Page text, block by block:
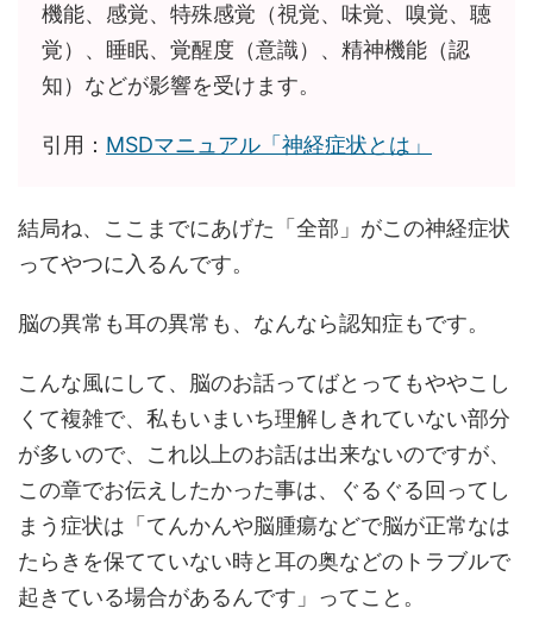
機能、感覚、特殊感覚（視覚、味覚、嗅覚、聴
覚）、睡眠、覚醒度（意識）、精神機能（認
知）などが影響を受けます。
引用： MSDマニュアル「神経症状とは」
結局ね、ここまでにあげた「全部」がこの神経症状
ってやつに入るんです。
脳の異常も耳の異常も、なんなら認知症もです。
こんな風にして、脳のお話ってばとってもややこし
くて複雑で、私もいまいち理解しきれていない部分
が多いので、これ以上のお話は出来ないのですが、
この章でお伝えしたかった事は、ぐるぐる回ってし
まう症状は「てんかんや脳腫瘍などで脳が正常なは
たらきを保てていない時と耳の奥などのトラブルで
起きている場合があるんです」ってこと。